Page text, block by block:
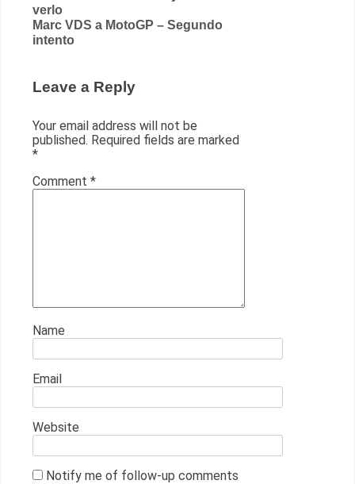
navigation
verlo
Marc VDS a MotoGP – Segundo
intento
Leave a Reply
Your email address will not be
published. Required fields are marked
*
Comment *
Name
Email
Website
Notify me of follow-up comments